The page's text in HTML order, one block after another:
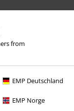
from
EMP Deutschland
EMP Norge